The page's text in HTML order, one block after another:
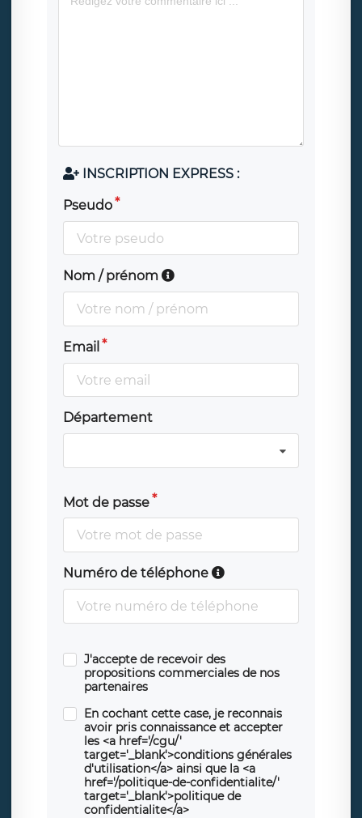
INSCRIPTION EXPRESS :
Pseudo
Nom / prénom
Email
Département
Mot de passe
Numéro de téléphone
J'accepte de recevoir des
propositions commerciales de nos
partenaires
En cochant cette case, je reconnais
avoir pris connaissance et accepter
les <a href='/cgu/'
target='_blank'>conditions générales
d'utilisation</a> ainsi que la <a
href='/politique-de-confidentialite/'
target='_blank'>politique de
confidentialite</a>